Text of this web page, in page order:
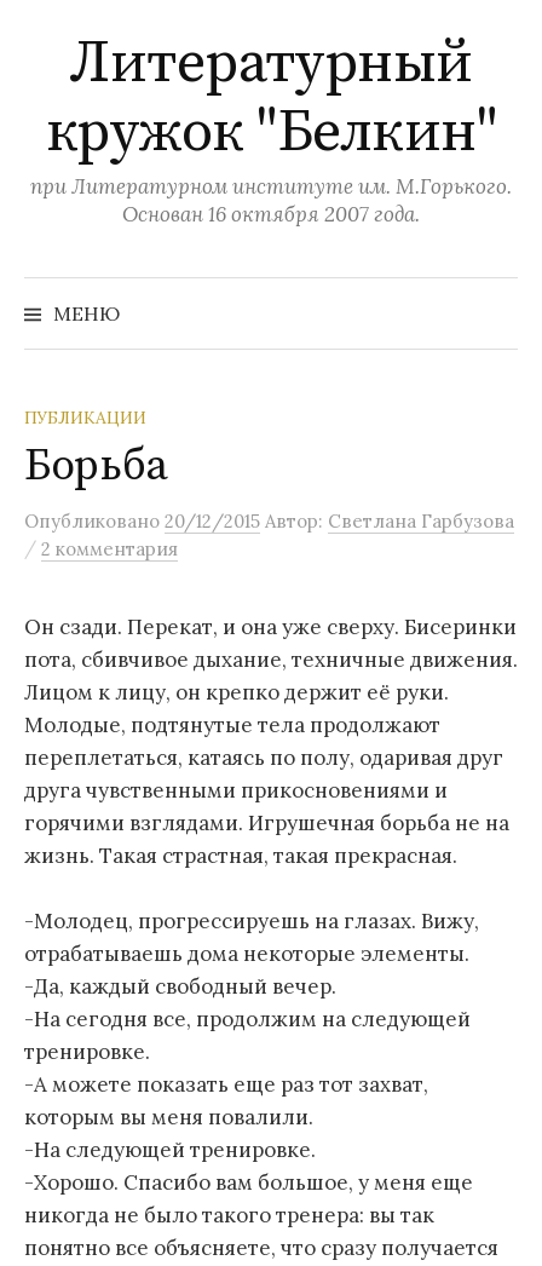
т
с
о
д
р
и
о
Литературный
кружок "Белкин"
при Литературном институте им. М.Горького.
Основан 16 октября 2007 года.
МЕНЮ
ПУБЛИКАЦИИ
Борьба
Опубликовано 20/12/2015 Автор: Светлана Гарбузова
/ 2 комментария
Он сзади. Перекат, и она уже сверху. Бисеринки
пота, сбивчивое дыхание, техничные движения.
Лицом к лицу, он крепко держит её руки.
Молодые, подтянутые тела продолжают
переплетаться, катаясь по полу, одаривая друг
друга чувственными прикосновениями и
горячими взглядами. Игрушечная борьба не на
жизнь. Такая страстная, такая прекрасная.
-Молодец, прогрессируешь на глазах. Вижу,
отрабатываешь дома некоторые элементы.
-Да, каждый свободный вечер.
-На сегодня все, продолжим на следующей
тренировке.
-А можете показать еще раз тот захват,
которым вы меня повалили.
-На следующей тренировке.
-Хорошо. Спасибо вам большое, у меня еще
никогда не было такого тренера: вы так
понятно все объясняете, что сразу получается